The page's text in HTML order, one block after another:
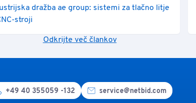
dražba ae group: sistemi za tlačno litje
stroji
Odkrijte več člankov
+49 40 355059 -132 service@netbid.com